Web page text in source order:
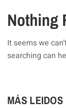
Nothing
It seems we
searching can
MÁS LEIDOS